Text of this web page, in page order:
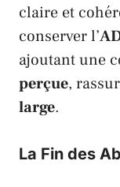
claire et
conserver l’
ajoutant une
perçue,
large.
La Fin des